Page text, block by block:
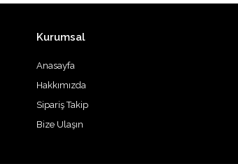
Kurumsal
Anasayfa
Hakkımızda
Sipariş Takip
Bize Ulaşın